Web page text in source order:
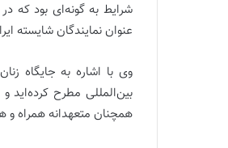
شرایط به گونه‌ای بود که
عنوان نمایندگان شایسته
وی با اشاره به جایگاه
بین‌المللی مطرح
همچنان متعهدانه همراه